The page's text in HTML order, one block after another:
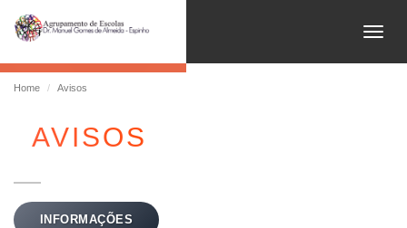
Abrir
Home Avisos
AVISOS
INFORMAÇÕES